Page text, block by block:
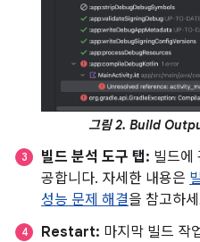
그림 2. Build
빌드 분석 도구 탭: 빌드에
공합니다. 자세한 내용은
성능 문제 해결을 참고하
Restart: 마지막 빌드 작